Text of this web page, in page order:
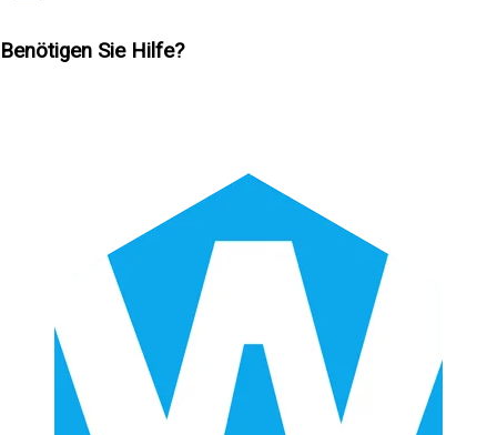
Benötigen Sie Hilfe?